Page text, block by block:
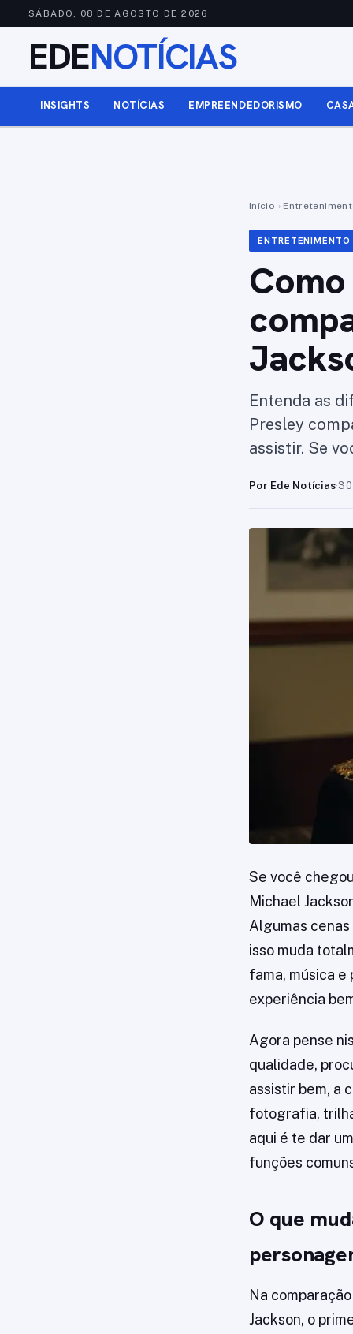
SÁBADO, 08 DE AGOSTO DE 2026
EDENOTÍCIAS
INSIGHTS NOTÍCIAS EMPREENDEDORISMO
Início ›
ENTRETENIMENTO
Entenda as
Presley
assistir. Se
Por Ede Notícias·
Se você
Michael
Algumas
isso muda
fama, música e
experiência
Agora pense
qualidade,
assistir bem, a
fotografia,
aqui é te dar
funções
O que
Na
Jackson, o